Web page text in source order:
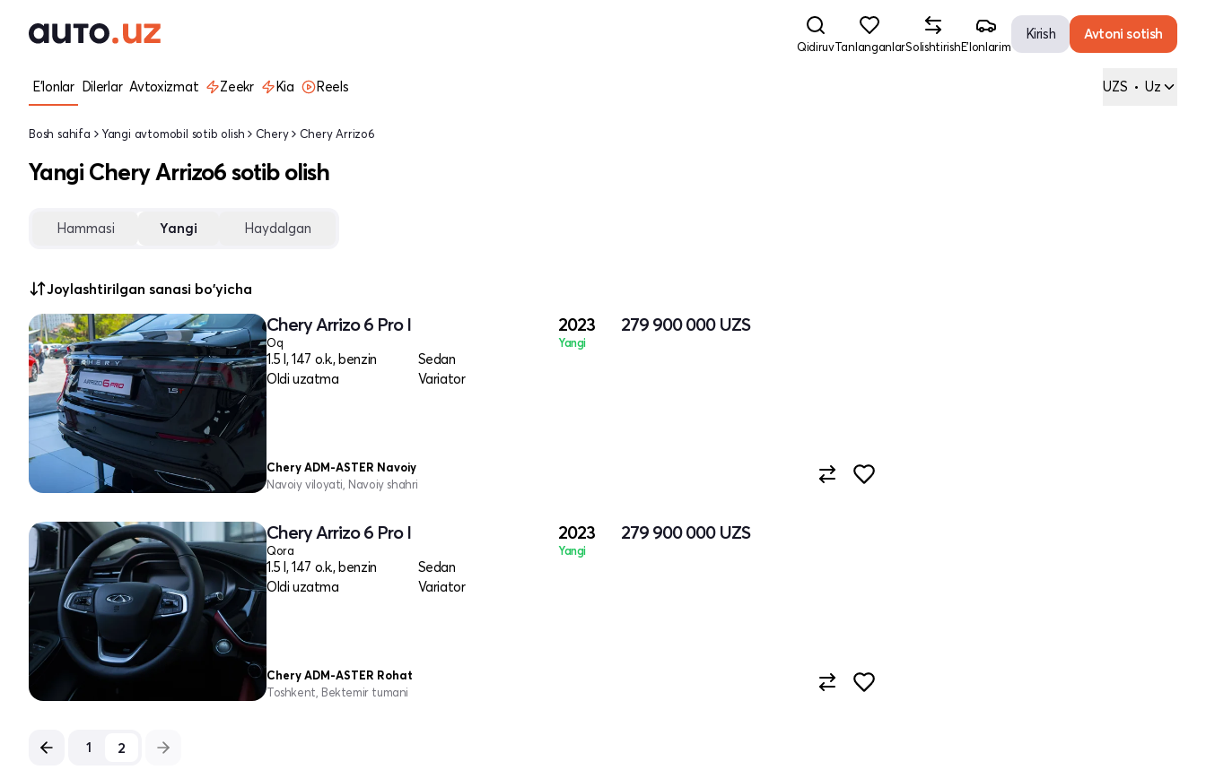
QidiruvTanlanganlarSolishtirishE'lonlarim
Kirish Avtoni sotish
E'lonlar Dilerlar Avtoxizmat Zeekr Kia Reels UZS • Uz
Bosh sahifa Yangi avtomobil sotib olish Chery Chery Arrizo6
Yangi Chery Arrizo6 sotib olish
Hammasi Yangi Haydalgan
Joylashtirilgan sanasi bo'yicha
Chery Arrizo 6 Pro I
Oq
1.5 l, 147 o.k., benzin
Sedan
Oldi uzatma
Variator
2023
Yangi
279 900 000 UZS
Chery ADM-ASTER Navoiy
Navoiy viloyati, Navoiy shahri
Chery Arrizo 6 Pro I
Qora
1.5 l, 147 o.k., benzin
Sedan
Oldi uzatma
Variator
2023
Yangi
279 900 000 UZS
Chery ADM-ASTER Rohat
Toshkent, Bektemir tumani
1 2